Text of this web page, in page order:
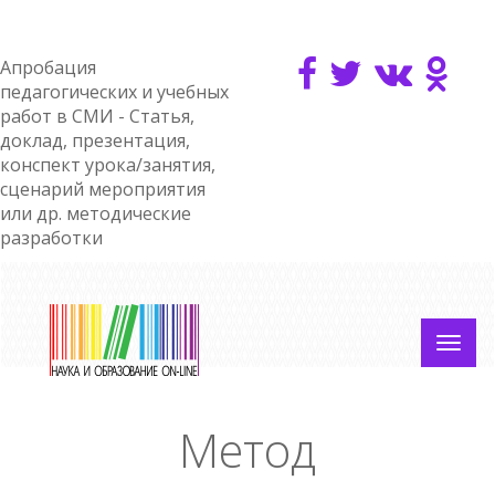
Апробация
педагогических и учебных
работ в СМИ - Статья,
доклад, презентация,
конспект урока/занятия,
сценарий мероприятия
или др. методические
разработки
Метод